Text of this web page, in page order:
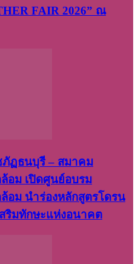
FAIR 2026” ณ
ฏธนบุรี – สมาคม
อม เปิดศูนย์อบรม
อม นำร่องหลักสูตรโดรน
ริมทักษะแห่งอนาคต